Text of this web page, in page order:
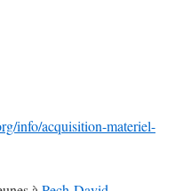
info/acquisition-materiel-